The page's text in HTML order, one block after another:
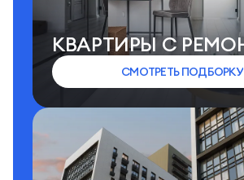
КВАРТИРЫ C
СМОТРЕТЬ ПОДБОРКУ